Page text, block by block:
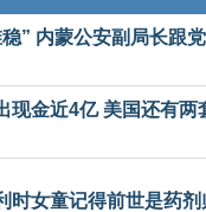
” 内蒙公安副局长跟
现金近4亿 美国还有两
时女童记得前世是药剂